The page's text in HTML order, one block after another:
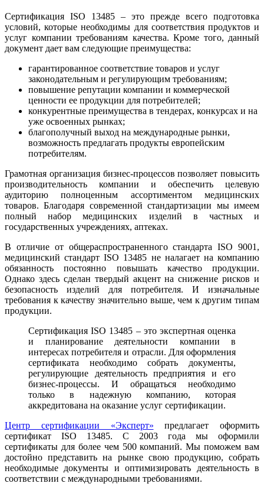
Сертификация ISO 13485 – это прежде всего подготовка
условий, которые необходимы для соответствия продуктов и
услуг компании требованиям качества. Кроме того, данный
документ дает вам следующие преимущества:
гарантированное соответствие товаров и услуг
законодательным и регулирующим требованиям;
повышение репутации компании и коммерческой
ценности ее продукции для потребителей;
конкурентные преимущества в тендерах, конкурсах и на
уже освоенных рынках;
благополучный выход на международные рынки,
возможность предлагать продукты европейским
потребителям.
Грамотная организация бизнес-процессов позволяет повысить
производительность компании и обеспечить целевую
аудиторию полноценным ассортиментом медицинских
товаров. Благодаря современной стандартизации мы имеем
полный набор медицинских изделий в частных и
государственных учреждениях, аптеках.
В отличие от общераспространенного стандарта ISO 9001,
медицинский стандарт ISO 13485 не налагает на компанию
обязанность постоянно повышать качество продукции.
Однако здесь сделан твердый акцент на снижение рисков и
безопасность изделий для потребителя. И изначальные
требования к качеству значительно выше, чем к другим типам
продукции.
Сертификация ISO 13485 – это экспертная оценка
и планирование деятельности компании в
интересах потребителя и отрасли. Для оформления
сертификата необходимо собрать документы,
регулирующие деятельность предприятия и его
бизнес-процессы. И обращаться необходимо
только в надежную компанию, которая
аккредитована на оказание услуг сертификации.
Центр сертификации «Эксперт» предлагает оформить
сертификат ISO 13485. С 2003 года мы оформили
сертификаты для более чем 500 компаний. Мы поможем вам
достойно представить на рынке свою продукцию, собрать
необходимые документы и оптимизировать деятельность в
соответствии с международными требованиями.